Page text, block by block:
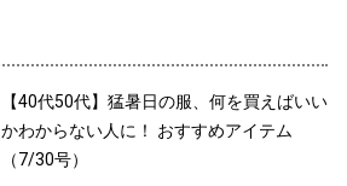
【40代50代】猛暑日の服、何を買えばいい
かわからない人に！ おすすめアイテム
（7/30号）